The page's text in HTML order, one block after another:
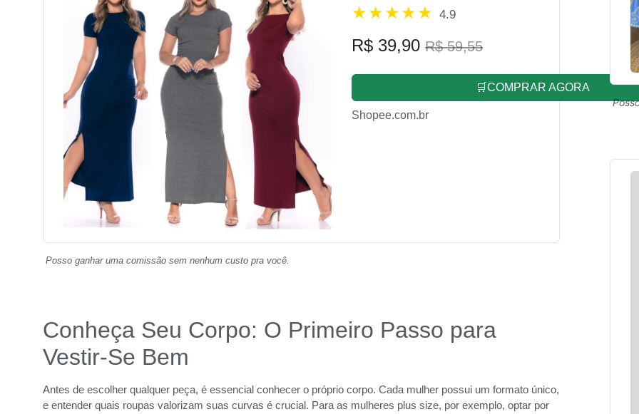
4.9
R$ 39,90 R$ 59,55
🛒COMPRAR AGORA
Shopee.com.br
Posso ganhar uma comissão sem nenhum custo pra você.
Conheça Seu Corpo: O Primeiro Passo para
Vestir-Se Bem
Antes de escolher qualquer peça, é essencial conhecer o próprio corpo. Cada mulher possui um formato único,
e entender quais roupas valorizam suas curvas é crucial. Para as mulheres plus size, por exemplo, optar por